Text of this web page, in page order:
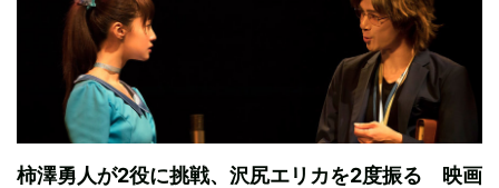
柿澤勇人が2役に挑戦、沢尻エリカを2度振る 映画